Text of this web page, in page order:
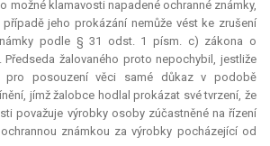
možné klamavosti napadené ochranné známky,
jeho prokázání nemůže vést ke zrušení
podle § 31 odst. 1 písm. c) zákona o
Předseda žalovaného proto nepochybil, jestliže
pro posouzení věci samé důkaz v podobě
jímž žalobce hodlal prokázat své tvrzení, že
považuje výrobky osoby zúčastněné na řízení
známkou za výrobky pocházející od